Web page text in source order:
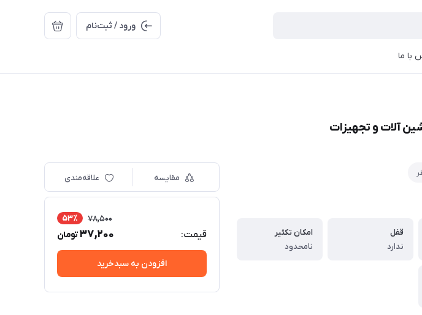
ورود / ثبت‌نام
با ما
آلات و تجهيزات
قفل
ندارد
امکان تکثیر
نامحدود
مقایسه علاقه‌مندی
قیمت:
78,500 53٪
37,200تومان
افزودن به سبدخرید